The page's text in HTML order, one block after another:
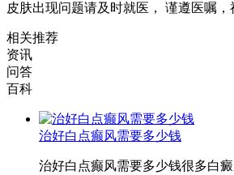
皮肤出现问题请及时就医， 谨遵医嘱，
相关推荐
资讯
问答
百科
治好白点癫风需要多少钱
治好白点癫风需要多少钱很多白